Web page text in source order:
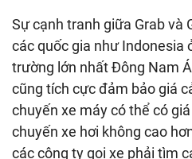
Sự cạnh tranh giữa Grab và
các quốc gia như Indonesia
trường lớn nhất Đông Nam
cũng tích cực đảm bảo giá
chuyến xe máy có thể có
chuyến xe hơi không cao
các công ty gọi xe phải tìm